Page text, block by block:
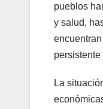
pueblos
y salud,
La